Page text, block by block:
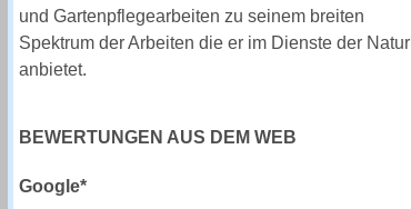
und Gartenpflegearbeiten zu seinem breiten
Spektrum der Arbeiten die er im Dienste der Natur
anbietet.
BEWERTUNGEN AUS DEM WEB
Google*